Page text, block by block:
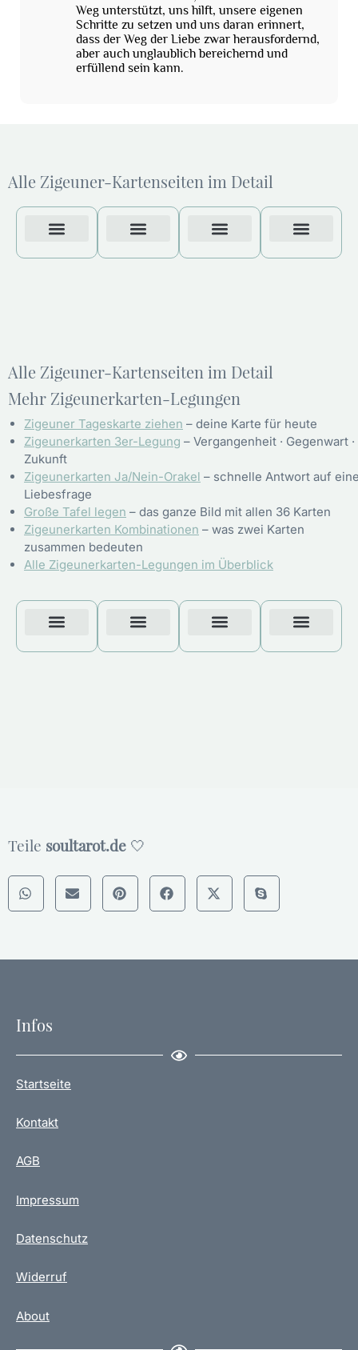
Weg unterstützt, uns hilft, unsere eigenen
Schritte zu setzen und uns daran erinnert,
dass der Weg der Liebe zwar herausfordernd,
aber auch unglaublich bereichernd und
erfüllend sein kann.
Alle Zigeuner-Kartenseiten im Detail
Alle Zigeuner-Kartenseiten im Detail
Mehr Zigeunerkarten-Legungen
Zigeuner Tageskarte ziehen – deine Karte für heute
Zigeunerkarten 3er-Legung – Vergangenheit · Gegenwart ·
Zukunft
Zigeunerkarten Ja/Nein-Orakel – schnelle Antwort auf
Liebesfrage
Große Tafel legen – das ganze Bild mit allen 36 Karten
Zigeunerkarten Kombinationen – was zwei Karten
zusammen bedeuten
Alle Zigeunerkarten-Legungen im Überblick
Teile soultarot.de 🤍
Infos
Startseite
Kontakt
AGB
Impressum
Datenschutz
Widerruf
About